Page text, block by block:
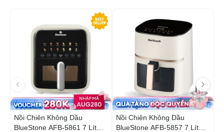
Nồi Chiên Không Dầu
BlueStone AFB-5861 7 Lít
Nồi Chiên Không Dầu
BlueStone AFB-5857 7 Lít